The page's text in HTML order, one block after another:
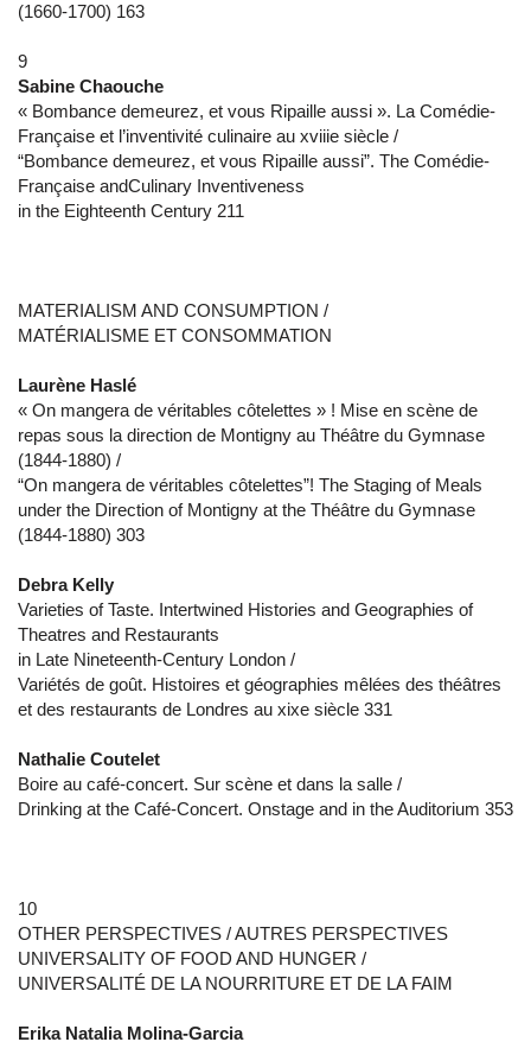
(1660-1700) 163
9
Sabine Chaouche
« Bombance demeurez, et vous Ripaille aussi ». La Comédie-
Française et l’inventivité culinaire au xviiie siècle /
“Bombance demeurez, et vous Ripaille aussi”. The Comédie-
Française andCulinary Inventiveness
in the Eighteenth Century 211
MATERIALISM AND CONSUMPTION /
MATÉRIALISME ET CONSOMMATION
Laurène Haslé
« On mangera de véritables côtelettes » ! Mise en scène de
repas sous la direction de Montigny au Théâtre du Gymnase
(1844-1880) /
“On mangera de véritables côtelettes”! The Staging of Meals
under the Direction of Montigny at the Théâtre du Gymnase
(1844-1880) 303
Debra Kelly
Varieties of Taste. Intertwined Histories and Geographies of
Theatres and Restaurants
in Late Nineteenth-Century London /
Variétés de goût. Histoires et géographies mêlées des théâtres
et des restaurants de Londres au xixe siècle 331
Nathalie Coutelet
Boire au café-concert. Sur scène et dans la salle /
Drinking at the Café-Concert. Onstage and in the Auditorium 353
10
OTHER PERSPECTIVES / AUTRES PERSPECTIVES
UNIVERSALITY OF FOOD AND HUNGER /
UNIVERSALITÉ DE LA NOURRITURE ET DE LA FAIM
Erika Natalia Molina-Garcia